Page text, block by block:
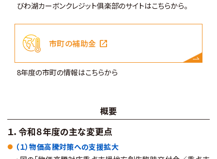
びわ湖カーボンクレジット俱楽部のサイトはこちらから。
市町の補助金 open_in_new
8年度の市町の情報はこちらから
概要
１．令和８年度の主な変更点
（１）物価高騰対策への支援拡大